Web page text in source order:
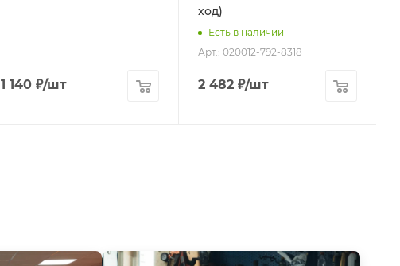
1 140₽/шт
ход)
Есть в наличии
Арт.: 020012-792-8318
2 482 ₽/шт